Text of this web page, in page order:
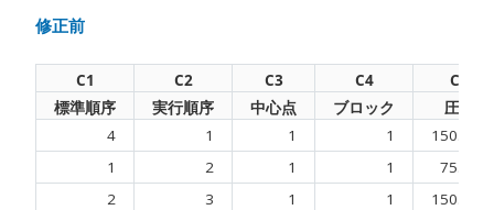
修正前
C1 C2 C3 C4
C5
標準順序
実行順序 中心点 ブロック
圧力
4
1 1 1
150.000
1
2 1 1
75.000
2
3 1 1
150.000